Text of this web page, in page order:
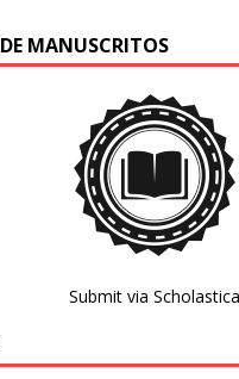
MANUSCRITOS
Submit via Scholastica